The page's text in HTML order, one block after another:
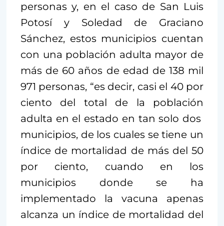
personas y, en el caso de San Luis
Potosí y Soledad de Graciano
Sánchez, estos municipios cuentan
con una población adulta mayor de
más de 60 años de edad de 138 mil
971 personas, “es decir, casi el 40 por
ciento del total de la población
adulta en el estado en tan solo dos
municipios, de los cuales se tiene un
índice de mortalidad de más del 50
por ciento, cuando en los
municipios donde se ha
implementado la vacuna apenas
alcanza un índice de mortalidad del